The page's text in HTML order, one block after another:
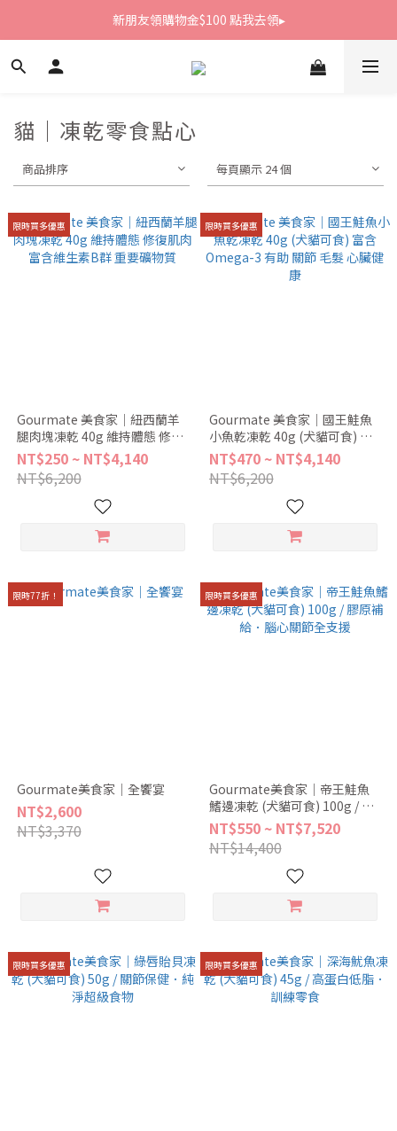
新朋友領購物金$100 點我去領▸
新朋友領購物金$100 點我去領▸
全館滿1800免運
貓｜凍乾零食點心
商品排序 每頁顯示 24 個
限時買多優惠
Gourmate 美食家｜紐西蘭羊
腿肉塊凍乾 40g 維持體態 修復
肌肉 富含維生素B群 重要礦物
質
NT$250 ~ NT$4,140
NT$6,200
限時買多優惠
Gourmate 美食家｜國王鮭魚
小魚乾凍乾 40g (犬貓可食) 富
含 Omega-3 有助 關節 毛髮 心
臟健康
NT$470 ~ NT$4,140
NT$6,200
限時77折！
Gourmate美食家｜全饗宴
NT$2,600
NT$3,370
限時買多優惠
Gourmate美食家｜帝王鮭魚
鰭邊凍乾 (犬貓可食) 100g / 膠
原補給．腦心關節全支援
NT$550 ~ NT$7,520
NT$14,400
限時買多優惠 限時買多優惠